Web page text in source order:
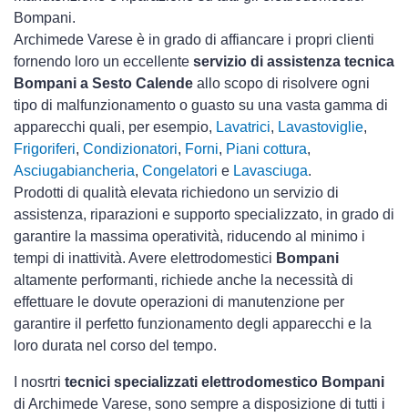
Bompani.
Archimede Varese è in grado di affiancare i propri clienti
fornendo loro un eccellente servizio di assistenza tecnica
Bompani a Sesto Calende allo scopo di risolvere ogni
tipo di malfunzionamento o guasto su una vasta gamma di
apparecchi quali, per esempio, Lavatrici, Lavastoviglie,
Frigoriferi, Condizionatori, Forni, Piani cottura,
Asciugabiancheria, Congelatori e Lavasciuga.
Prodotti di qualità elevata richiedono un servizio di
assistenza, riparazioni e supporto specializzato, in grado di
garantire la massima operatività, riducendo al minimo i
tempi di inattività. Avere elettrodomestici Bompani
altamente performanti, richiede anche la necessità di
effettuare le dovute operazioni di manutenzione per
garantire il perfetto funzionamento degli apparecchi e la
loro durata nel corso del tempo.
I nosrtri tecnici specializzati elettrodomestico Bompani
di Archimede Varese, sono sempre a disposizione di tutti i